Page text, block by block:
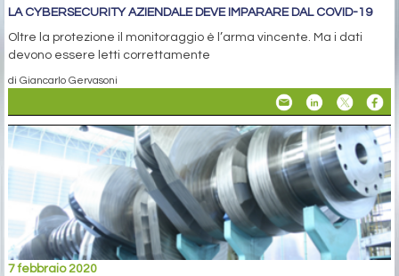
LA CYBERSECURITY AZIENDALE DEVE IMPARARE DAL COVID-19
Oltre la protezione il monitoraggio è l’arma vincente. Ma i dati
devono essere letti correttamente
di Giancarlo Gervasoni
7 febbraio 2020